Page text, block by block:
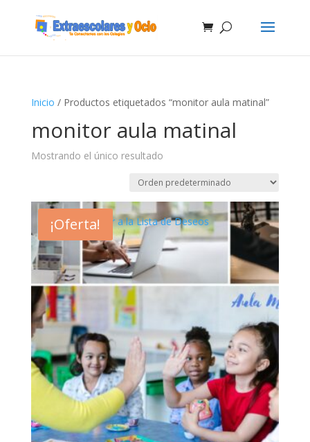
Inicio / Productos etiquetados “monitor aula matinal”
monitor aula matinal
Mostrando el único resultado
¡Oferta!Añadir a la Lista de Deseos